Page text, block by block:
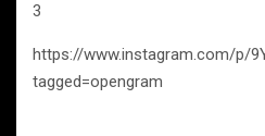
3
https://www.instagram.com/p/
tagged=opengram